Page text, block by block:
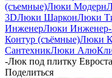
(съемные)Люки Модерн
3DЛюки ШарконЛюки
ИнженерЛюки Инженер-
Контур (съёмные)Люки
СантехникЛюки
-Люк под плитку
Поделиться